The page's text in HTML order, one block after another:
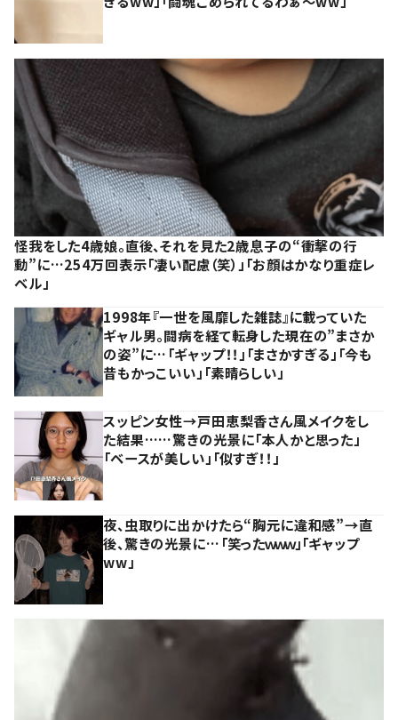
怪我をした4歳娘。直後、それを見た2歳息子の“衝撃の行
動”に…254万回表示「凄い配慮（笑）」「お顔はかなり重症レ
ベル」
1998年『一世を風靡した雑誌』に載っていた
ギャル男。闘病を経て転身した現在の”まさか
の姿”に…「ギャップ！！」「まさかすぎる」「今も
昔もかっこいい」「素晴らしい」
スッピン女性→戸田恵梨香さん風メイクをし
た結果……驚きの光景に「本人かと思った」
「ベースが美しい」「似すぎ！！」
夜、虫取りに出かけたら“胸元に違和感”→直
後、驚きの光景に…「笑ったｗｗｗ」「ギャップ
ww」